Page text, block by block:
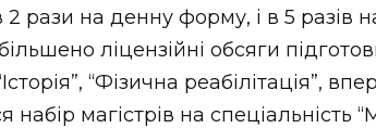
2 рази на денну форму, і в 5 разів
ліцензійні обсяги
“Фізична реабілітація”,
набір магістрів на спеціальність